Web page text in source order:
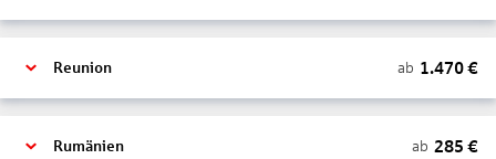
Reunion ab 1.470€
Rumänien ab 285 €